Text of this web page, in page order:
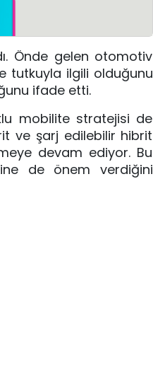
Önde gelen otomotiv
tutkuyla ilgili olduğunu
ifade etti.
mobilite stratejisi de
ve şarj edilebilir hibrit
devam ediyor. Bu
de önem verdiğini